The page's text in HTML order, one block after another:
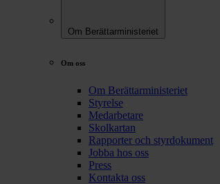
Om Berättarministeriet
Om oss
Om Berättarministeriet
Styrelse
Medarbetare
Skolkartan
Rapporter och styrdokument
Jobba hos oss
Press
Kontakta oss